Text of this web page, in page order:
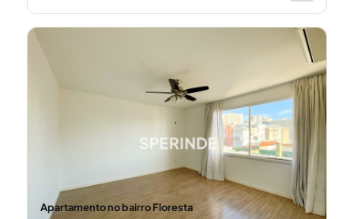
Apartamento no bairro Floresta